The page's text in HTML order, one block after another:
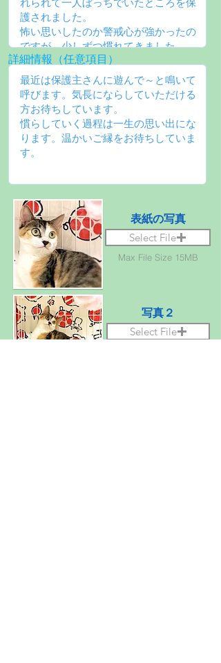
詳細情報（任意項目）
表紙の写真
Select File
Max File Size 15MB
写真２
Select File